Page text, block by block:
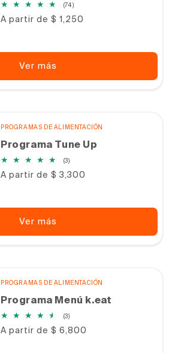
(74)74
totales
Precio
A partir de $ 1,250
Ver más
PROGRAMAS DE ALIMENTACIÓN
Programa Tune Up
(3)3
totales
Precio
A partir de $ 3,300
Ver más
PROGRAMAS DE ALIMENTACIÓN
Programa Menú k.eat
(3)3
totales
Precio
A partir de $ 6,800